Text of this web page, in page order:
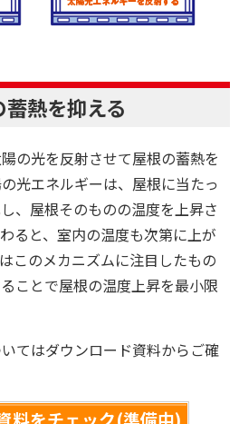
蓄熱を抑える
の光を反射させて屋根の蓄熱を
光エネルギーは、屋根に当たっ
、屋根そのものの温度を上昇さ
ると、室内の温度も次第に上が
このメカニズムに注目したもの
ことで屋根の温度上昇を最小限
てはダウンロード資料からご確